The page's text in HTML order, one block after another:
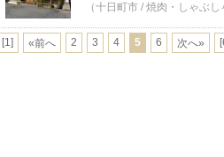
（十日町市 / 焼肉・しゃぶ
[1] «前へ 2 3 4 5 6 次へ»